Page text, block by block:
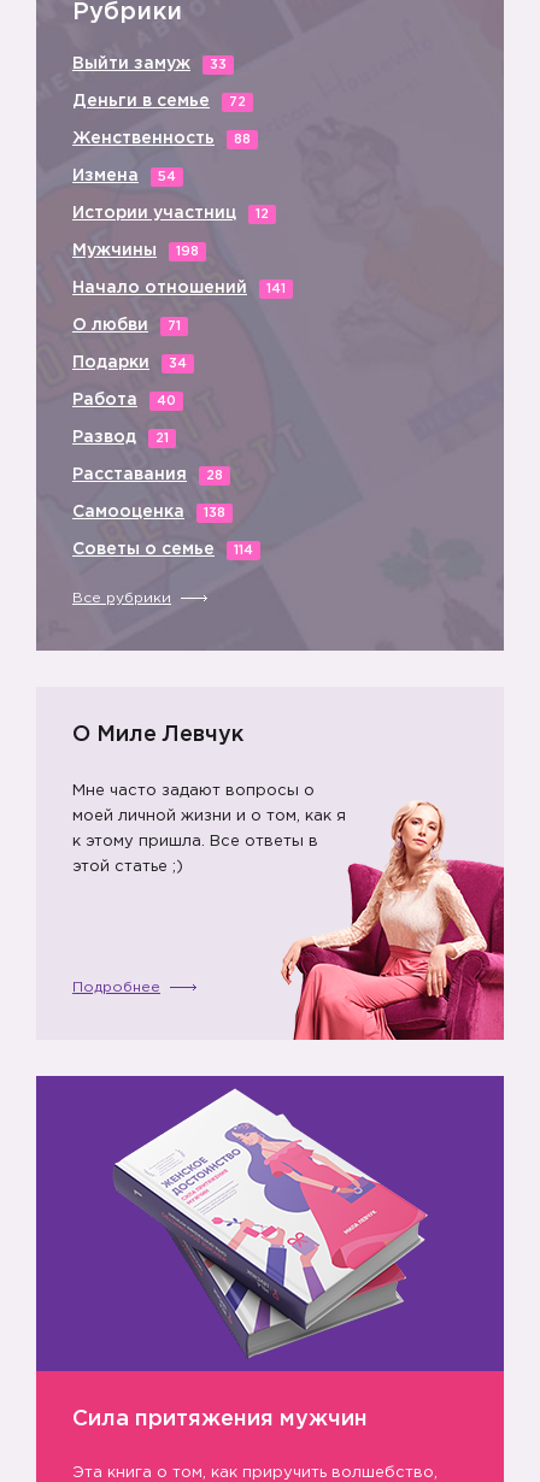
Рубрики
Выйти замуж 33
Деньги в семье 72
Женственность 88
Измена 54
Истории участниц 12
Мужчины 198
Начало отношений 141
О любви 71
Подарки 34
Работа 40
Развод 21
Расставания 28
Самооценка 138
Советы о семье 114
Все рубрики
О Миле Левчук
Мне часто задают вопросы о
моей личной жизни и о том, как я
к этому пришла. Все ответы в
этой статье ;)
Подробнее
Сила притяжения мужчин
Эта книга о том, как приручить волшебство,